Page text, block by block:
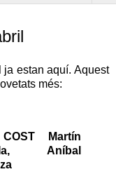
ja estan aquí. Aquest
més:
Martín
Aníbal